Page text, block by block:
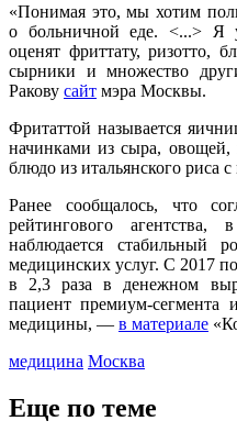
«Понимая это, мы хотим
о больничной еде. <...> Я
оценят фриттату, ризотто,
сырники и множество
Ракову сайт мэра Москвы.
Фритаттой называется
начинками из сыра,
блюдо из итальянского
Ранее сообщалось, что
рейтингового
наблюдается стабильный
медицинских услуг. С 2017
в 2,3 раза в денежном
пациент премиум-
медицины, — в материале
медицина Москва
Еще по теме